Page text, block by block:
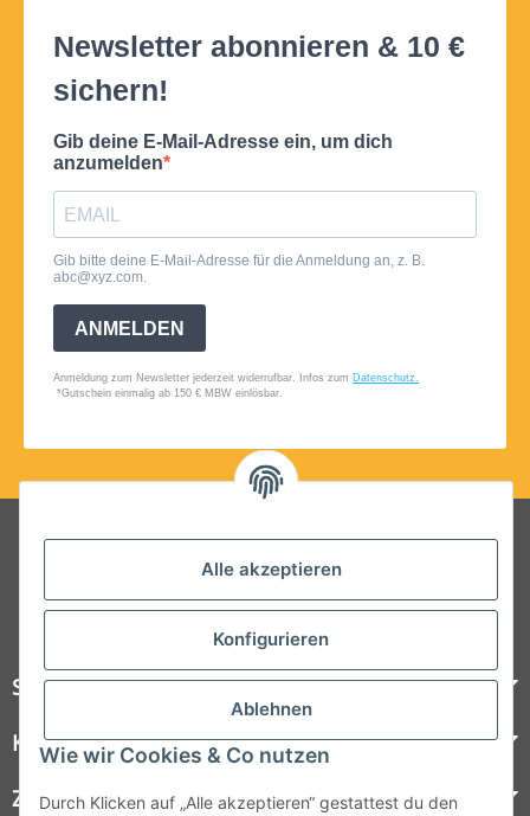
Alle akzeptieren
Konfigurieren
Ablehnen
Wie wir Cookies & Co nutzen
Durch Klicken auf „Alle akzeptieren“ gestattest du den
Folgt uns auf Social Media
Steelboxx
Kundenservice
Zahlungsmöglichkeiten